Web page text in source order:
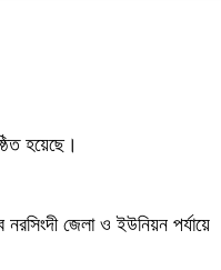
হয়েছে।
জেলা ও ইউনিয়ন পর্যায়ে